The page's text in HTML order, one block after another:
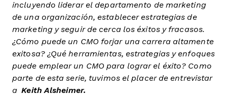
incluyendo liderar el departamento de marketing
de una organización, establecer estrategias de
marketing y seguir de cerca los éxitos y fracasos.
¿Cómo puede un CMO forjar una carrera altamente
exitosa? ¿Qué herramientas, estrategias y enfoques
puede emplear un CMO para lograr el éxito? Como
parte de esta serie, tuvimos el placer de entrevistar
a Keith Alsheimer.